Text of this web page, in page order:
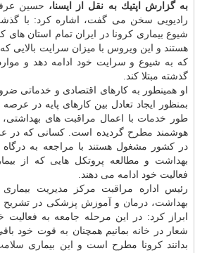
به گزارش اپتیك به نقل از ایسنا، حسین
شیوع بیماری كرونا در ایران تمام استان های
هستند و این ویروس با میزان سرایت بالایی
كه به شیوع و سرایت خود ادامه دهد و
گذشته مبتلا كند.
او همینطور به كارهای اقتصادی و خدماتی
بمنظور ایجاد تعادل بین كارهای پایه در عرصه
طور خدمات با اعمال مراقبت های
هوشمند مطرح گردیده است. كسانی كه در
در كشور مشغول هستند با مراجعه به درگاه
بهداشت و مطالعه پروتكل هایی كه از
فعالیت خود ادامه می دهند.
رئیس اداره مراقبت مركز مدیریت بیماری
بهداشت،درمان و آموزش پزشكی در تشریح
ابراز كرد: در این مرحله جامعه به فعالیت
شعار در خانه بمانیم همچنان به قوت خود
بدانند كرونا مطرح است و این بیماری